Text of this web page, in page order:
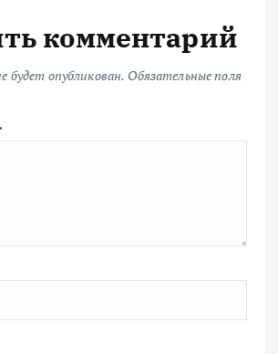
комментарий
будет опубликован. Обязательные поля